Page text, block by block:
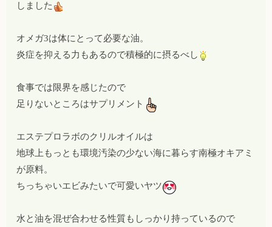
しました
オメガ3は体にとって必要な油。
炎症を抑える力もあるので積極的に摂るべし
食事では限界を感じたので
足りないところはサプリメント
エステプロラボのクリルオイルは
地球上もっとも環境汚染の少ない海に暮らす南極オキアミ
が原料。
ちっちゃいエビみたいで可愛いヤツ
水と油を混ぜ合わせる性質もしっかり持っているので